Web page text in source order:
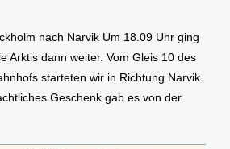
nach Narvik Um 18.09 Uhr ging
Arktis dann weiter. Vom Gleis 10 des
starteten wir in Richtung Narvik.
Geschenk gab es von der